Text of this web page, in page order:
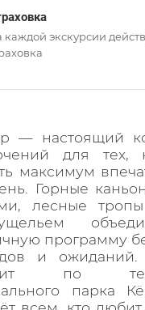
каждой экскурсии
— настоящий
для тех,
максимум
Горные
лесные
программу
и
по
парка